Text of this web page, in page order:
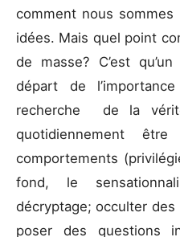
comment nous sommes
idées. Mais quel point
de masse? C’est
départ de
recherche de la
quotidiennement
comportements
fond, le
décryptage; occulter
poser des questions